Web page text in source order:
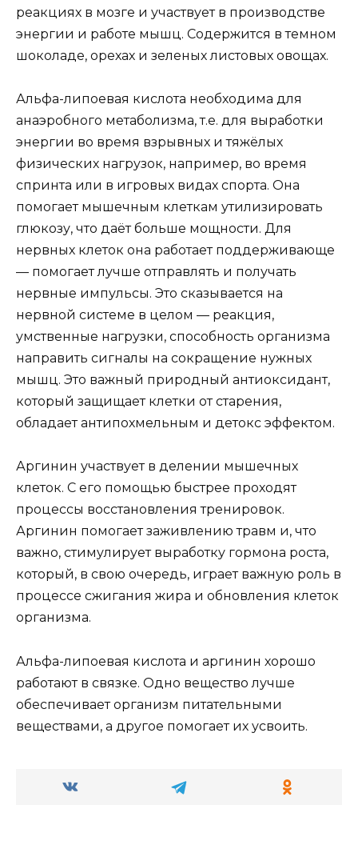
реакциях в мозге и участвует в производстве
энергии и работе мышц. Содержится в темном
шоколаде, орехах и зеленых листовых овощах.
Альфа-липоевая кислота необходима для
анаэробного метаболизма, т.е. для выработки
энергии во время взрывных и тяжёлых
физических нагрузок, например, во время
спринта или в игровых видах спорта. Она
помогает мышечным клеткам утилизировать
глюкозу, что даёт больше мощности. Для
нервных клеток она работает поддерживающе
— помогает лучше отправлять и получать
нервные импульсы. Это сказывается на
нервной системе в целом — реакция,
умственные нагрузки, способность организма
направить сигналы на сокращение нужных
мышц. Это важный природный антиоксидант,
который защищает клетки от старения,
обладает антипохмельным и детокс эффектом.
Аргинин участвует в делении мышечных
клеток. С его помощью быстрее проходят
процессы восстановления тренировок.
Аргинин помогает заживлению травм и, что
важно, стимулирует выработку гормона роста,
который, в свою очередь, играет важную роль в
процессе сжигания жира и обновления клеток
организма.
Альфа-липоевая кислота и аргинин хорошо
работают в связке. Одно вещество лучше
обеспечивает организм питательными
веществами, а другое помогает их усвоить.